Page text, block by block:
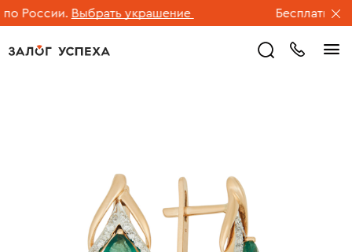
России. Выбрать украшение Бесплатная